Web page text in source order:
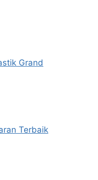
Grand
Terbaik